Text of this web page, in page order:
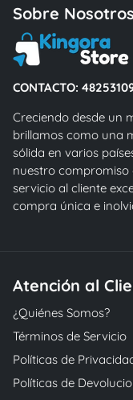
Sobre Nosotros
CONTACTO:
Creciendo desde un
brillamos como una
sólida en varios
nuestro compromiso
servicio al cliente
compra única e
Atención al
¿Quiénes Somos?
Términos de Servicio
Políticas de
Políticas de